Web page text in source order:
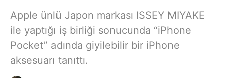
Apple ünlü Japon markası ISSEY MIYAKE
ile yaptığı iş birliği sonucunda “iPhone
Pocket” adında giyilebilir bir iPhone
aksesuarı tanıttı.